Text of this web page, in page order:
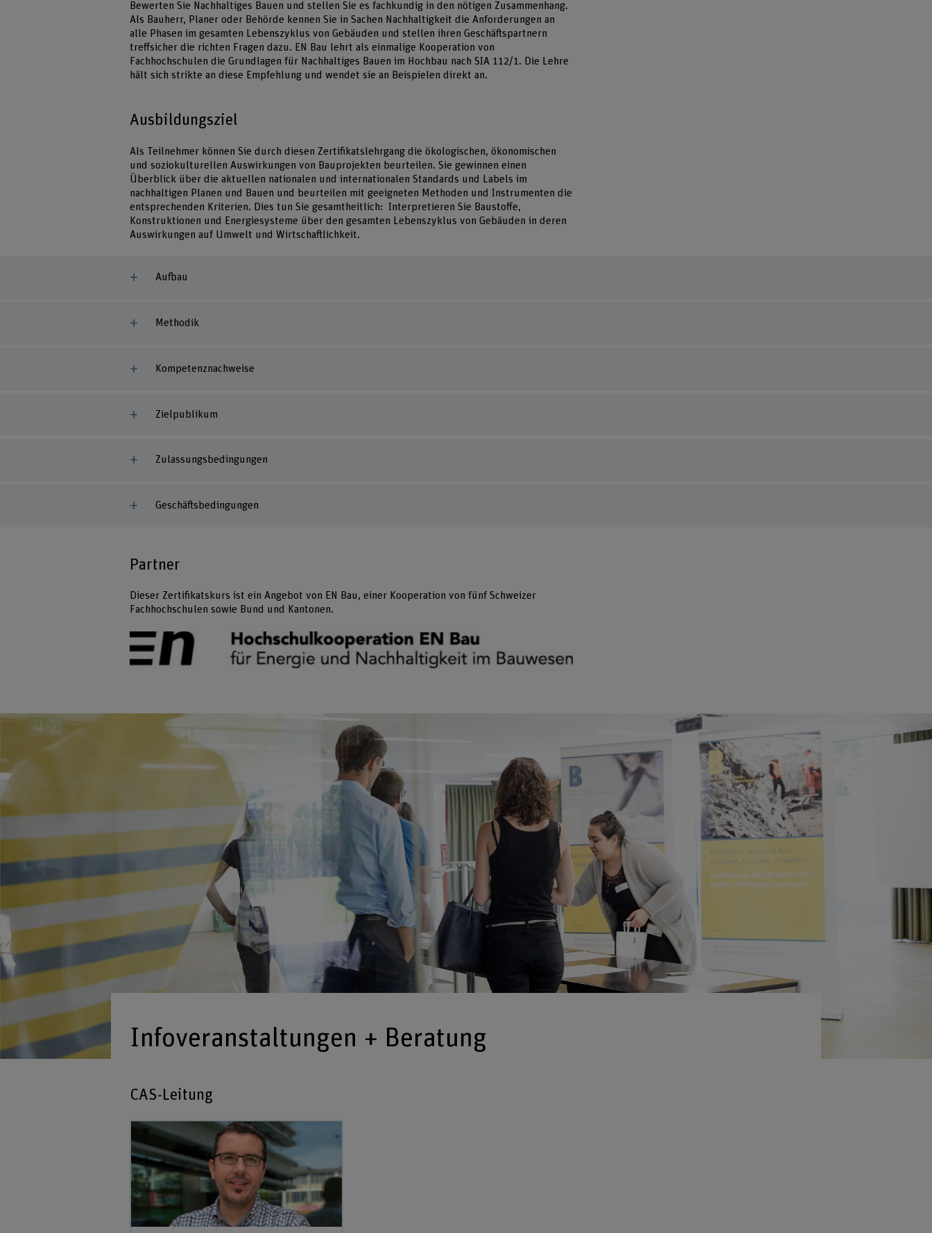
Bewerten Sie Nachhaltiges Bauen und stellen Sie es fachkundig in den nötigen Zusammenhang.
Als Bauherr, Planer oder Behörde kennen Sie in Sachen Nachhaltigkeit die Anforderungen an
alle Phasen im gesamten Lebenszyklus von Gebäuden und stellen ihren Geschäftspartnern
treffsicher die richten Fragen dazu. EN Bau lehrt als einmalige Kooperation von
Fachhochschulen die Grundlagen für Nachhaltiges Bauen im Hochbau nach SIA 112/1. Die Lehre
hält sich strikte an diese Empfehlung und wendet sie an Beispielen direkt an.
Ausbildungsziel
Als Teilnehmer können Sie durch diesen Zertifikatslehrgang die ökologischen, ökonomischen
und soziokulturellen Auswirkungen von Bauprojekten beurteilen. Sie gewinnen einen
Überblick über die aktuellen nationalen und internationalen Standards und Labels im
nachhaltigen Planen und Bauen und beurteilen mit geeigneten Methoden und Instrumenten die
entsprechenden Kriterien. Dies tun Sie gesamtheitlich: Interpretieren Sie Baustoffe,
Konstruktionen und Energiesysteme über den gesamten Lebenszyklus von Gebäuden in deren
Auswirkungen auf Umwelt und Wirtschaftlichkeit.
Aufbau
Methodik
Kompetenznachweise
Zielpublikum
Zulassungsbedingungen
Geschäftsbedingungen
Partner
Dieser Zertifikatskurs ist ein Angebot von EN Bau, einer Kooperation von fünf Schweizer
Fachhochschulen sowie Bund und Kantonen.
Infoveranstaltungen + Beratung
CAS-Leitung